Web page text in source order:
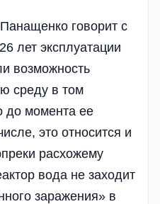
говорит с
лет эксплуатации
возможность
среду в том
до момента ее
это относится и
расхожему
вода не заходит
заражения» в